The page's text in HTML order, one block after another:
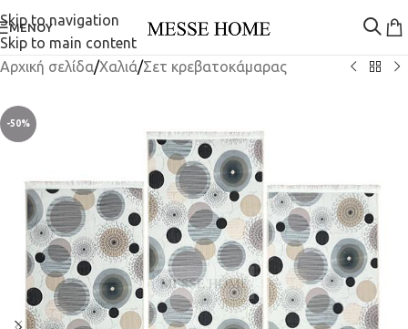
Skip to navigation
Skip to main content
ΜΕΝΟΎ
Αρχική σελίδα/Χαλιά/Σετ κρεβατοκάμαρας
-50%